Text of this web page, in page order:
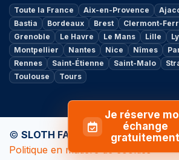
Toute la France Aix-en-Provence
Bastia
Bordeaux Brest Clermont-
Grenoble
Le Havre Le Mans Lille
Montpellier
Nantes Nice Nîmes
Rennes
Saint-Étienne Saint-Malo
Toulouse
Tours
© SLOTH FACTORY by MY ADVISOR
Politique en matière de cookies
Je réserve
échange
gratuitement